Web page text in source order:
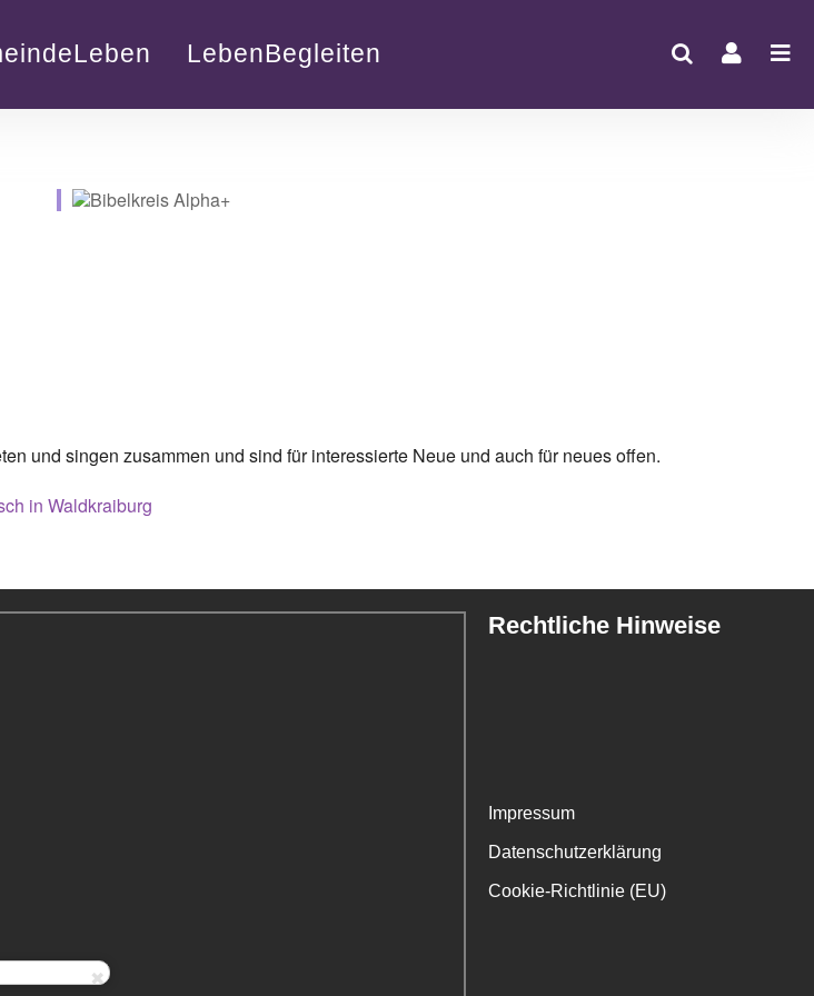
LebenBegleiten
und singen zusammen und sind für interessierte Neue und auch für neues offen.
in Waldkraiburg
Rechtliche Hinweise
Impressum
Datenschutzerklärung
Cookie-Richtlinie (EU)